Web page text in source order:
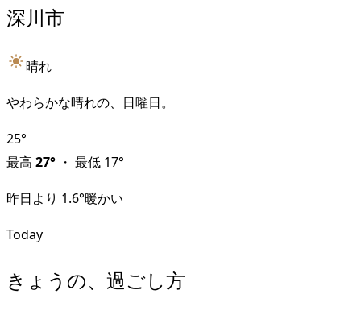
深川市
晴れ
やわらかな晴れの、日曜日。
25°
最高 27° ・ 最低 17°
昨日より 1.6°暖かい
Today
きょうの、過ごし方